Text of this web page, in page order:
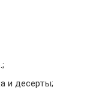
и десерты;